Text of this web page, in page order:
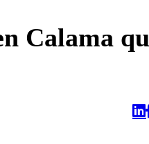
Calama